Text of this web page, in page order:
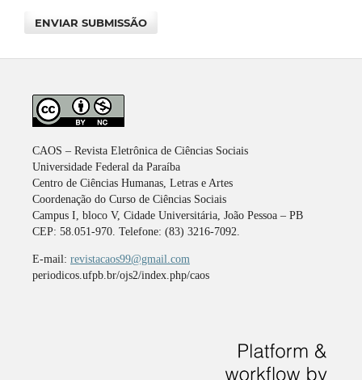
ENVIAR SUBMISSÃO
CAOS – Revista Eletrônica de Ciências Sociais
Universidade Federal da Paraíba
Centro de Ciências Humanas, Letras e Artes
Coordenação do Curso de Ciências Sociais
Campus I, bloco V, Cidade Universitária, João Pessoa – PB
CEP: 58.051-970. Telefone: (83) 3216-7092.
E-mail: revistacaos99@gmail.com
periodicos.ufpb.br/ojs2/index.php/caos